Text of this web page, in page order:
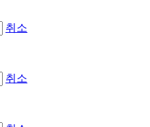
취소
취소